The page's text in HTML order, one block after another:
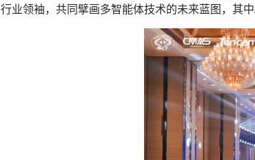
行业领袖，共同擘画多智能体技术的未来蓝图，其